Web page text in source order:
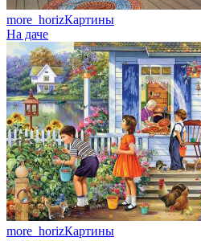
more_horizКартины
На даче
more_horizКартины